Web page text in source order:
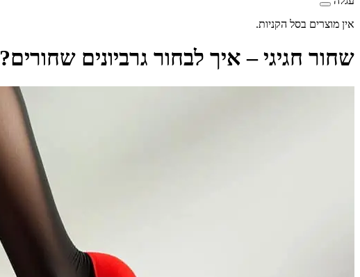
אין מוצרים בסל הקניות.
שחור חגיגי – איך לבחור גרביונים שחורים?